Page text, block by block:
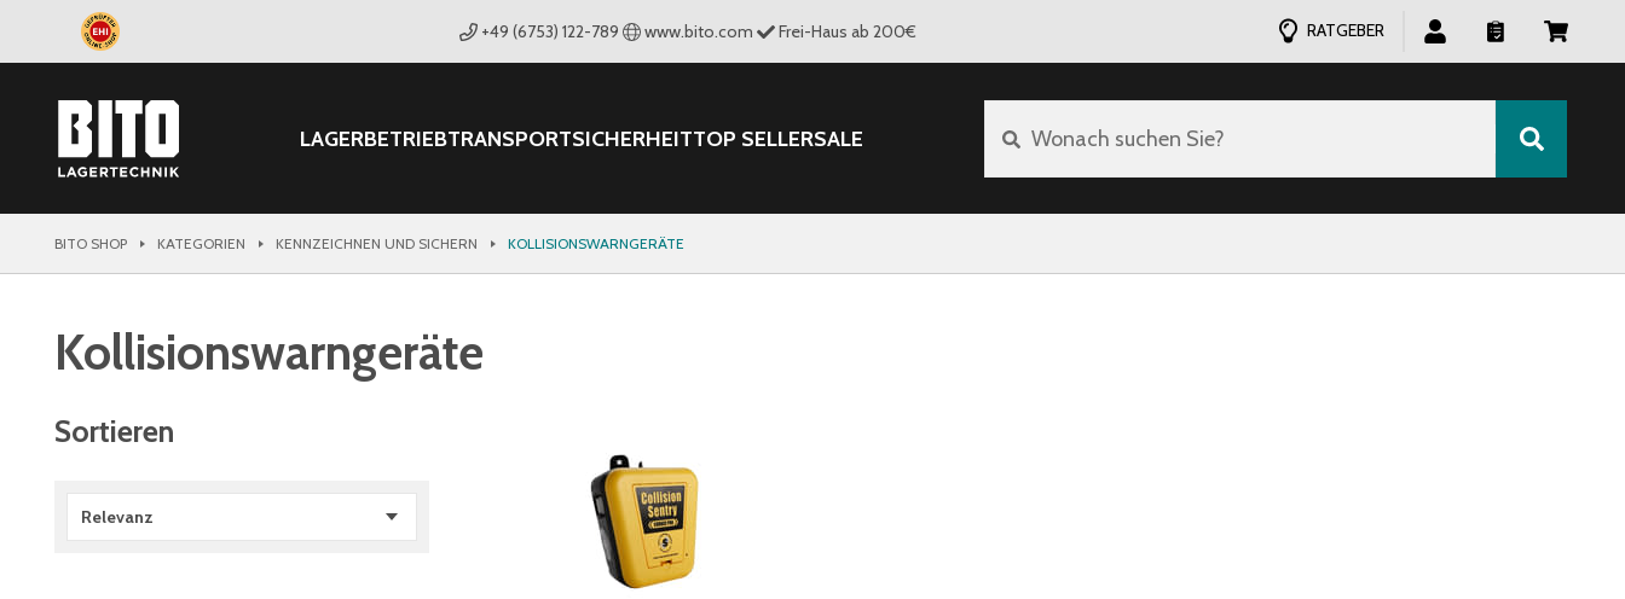
+49 (6753) 122-789 www.bito.com Frei-Haus ab 200€ RATGEBER
LAGERBETRIEBTRANSPORTSICHERHEITTOP SELLERSALE Wonach suchen Sie?
BITO SHOP KATEGORIEN KENNZEICHNEN UND SICHERN KOLLISIONSWARNGERÄTE
Kollisionswarngeräte
Sortieren
Relevanz